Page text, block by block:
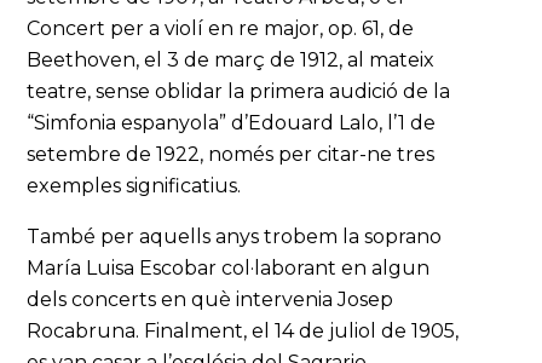
Concert per a violí en re major, op. 61, de
Beethoven, el 3 de març de 1912, al mateix
teatre, sense oblidar la primera audició de la
“Simfonia espanyola” d’Edouard Lalo, l’1 de
setembre de 1922, només per citar-ne tres
exemples significatius.
També per aquells anys trobem la soprano
María Luisa Escobar col·laborant en algun
dels concerts en què intervenia Josep
Rocabruna. Finalment, el 14 de juliol de 1905,